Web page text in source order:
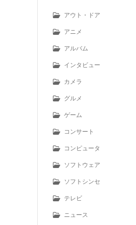
アウト・ドア
アニメ
アルバム
インタビュー
カメラ
グルメ
ゲーム
コンサート
コンピュータ
ソフトウェア
ソフトシンセ
テレビ
ニュース